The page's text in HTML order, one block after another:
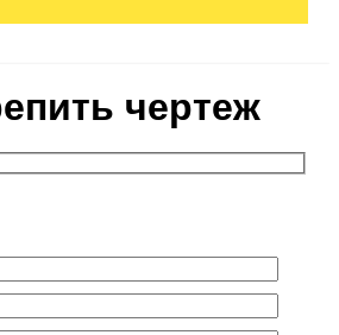
чертеж